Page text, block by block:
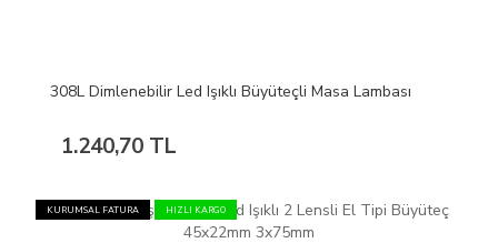
308L Dimlenebilir Led Işıklı Büyüteçli Masa Lambası
1.240,70 TL
KURUMSAL FATURA HIZLI KARGO